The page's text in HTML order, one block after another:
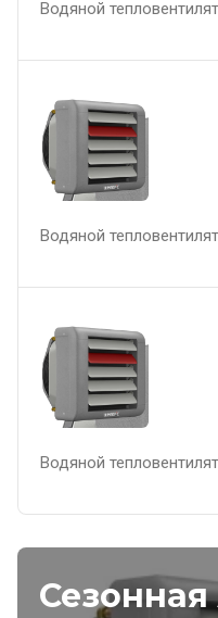
Водяной
Водяной
Водяной